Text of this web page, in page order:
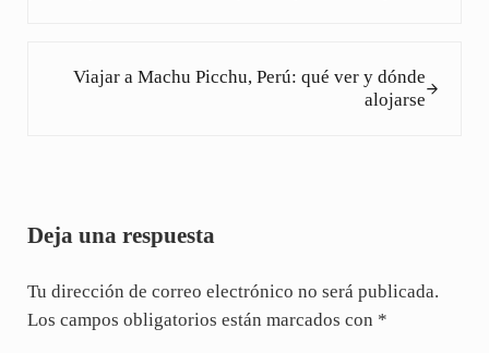
Viajar a Machu Picchu, Perú: qué ver y dónde
alojarse
Deja una respuesta
Tu dirección de correo electrónico no será publicada.
Los campos obligatorios están marcados con *